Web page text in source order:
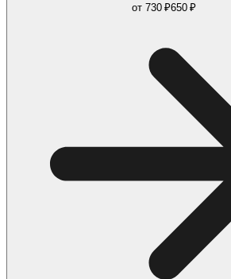
от 730 ₽650 ₽